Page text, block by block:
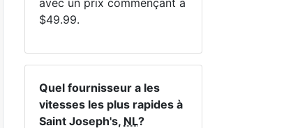
Cliquez ici pour afficher tous les forfaits
Internet MapleWifi.
avec un prix commençant à
$49.99.
Quel fournisseur a les
vitesses les plus rapides à
Saint Joseph's, NL?